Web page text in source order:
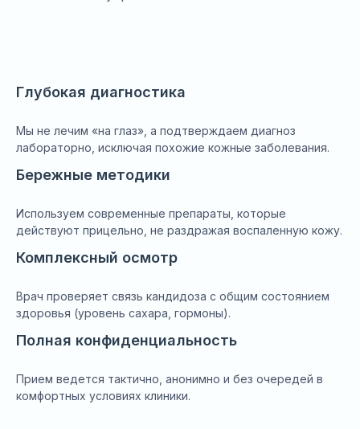
Глубокая диагностика
Мы не лечим «на глаз», а подтверждаем диагноз
лабораторно, исключая похожие кожные заболевания.
Бережные методики
Используем современные препараты, которые
действуют прицельно, не раздражая воспаленную кожу.
Комплексный осмотр
Врач проверяет связь кандидоза с общим состоянием
здоровья (уровень сахара, гормоны).
Полная конфиденциальность
Прием ведется тактично, анонимно и без очередей в
комфортных условиях клиники.